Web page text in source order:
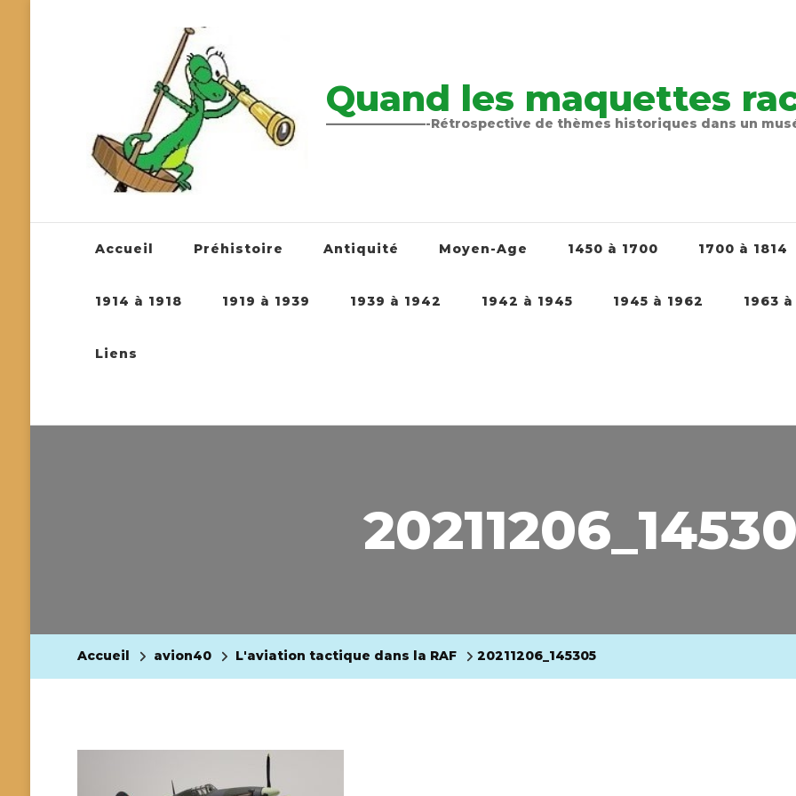
Quand les maquettes
————————-Rétrospective de thèmes historiques dans un
Accueil Préhistoire Antiquité Moyen-Age 1450 à 1700 1700 à 1814
1914 à 1918 1919 à 1939 1939 à 1942 1942 à 1945 1945 à 1962 1963
Liens
Accueil avion40 L'aviation tactique dans la RAF 20211206_145305